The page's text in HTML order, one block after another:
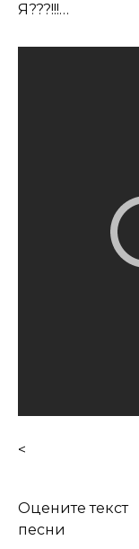
Я???!!!…
<
Оцените текст
песни